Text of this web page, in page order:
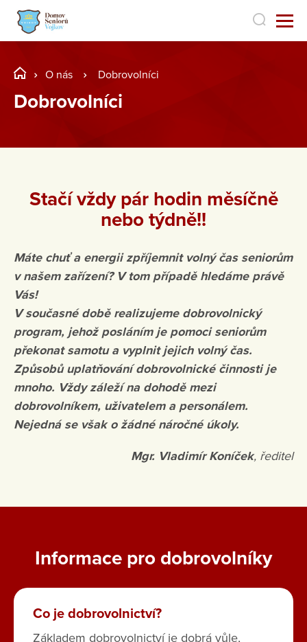
O nás Dobrovolníci
Dobrovolníci
Stačí vždy pár hodin měsíčně
nebo týdně!!
Máte chuť a energii zpříjemnit volný čas seniorům
v našem zařízení? V tom případě hledáme právě
Vás!
V současné době realizujeme dobrovolnický
program, jehož posláním je pomoci seniorům
překonat samotu a vyplnit jejich volný čas.
Způsobů uplatňování dobrovolnické činnosti je
mnoho. Vždy záleží na dohodě mezi
dobrovolníkem, uživatelem a personálem.
Nejedná se však o žádné náročné úkoly.
Mgr. Vladimír Koníček, ředitel
Informace pro dobrovolníky
Co je dobrovolnictví?
Základem dobrovolnictví je dobrá vůle,